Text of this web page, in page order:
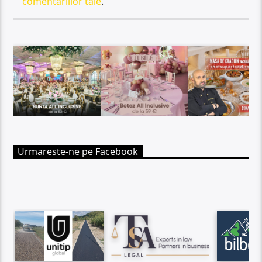
Urmareste-ne pe Facebook